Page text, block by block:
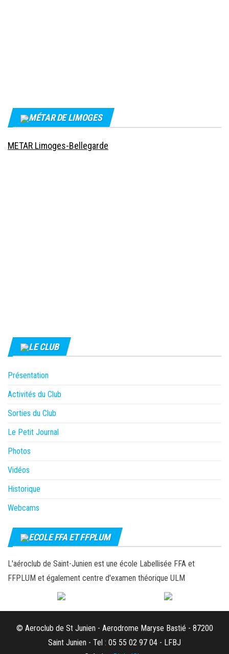
MÉTAR DE LIMOGES
METAR Limoges-Bellegarde
LE CLUB
Présentation
Activités du Club
Sorties du Club
Le Petit Journal
Photos
Vidéos
Historique
Webcams
ECOLE FFA ET FFPLUM
L'aéroclub de Saint-Junien est une école Labellisée FFA et
FFPLUM et également centre d'examen théorique ULM
© Aeroclub de St Junien - Aerodrome Maryse Bastié - 87200
Saint Junien - Tel : 05 55 02 97 04 - LFBJ